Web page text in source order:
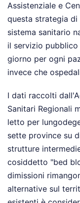
Assistenziale e
questa strategia
sistema sanitario
il servizio
giorno per ogni
invece che
I dati raccolti
Sanitari Regionali
letto per
sette province su
strutture
cosiddetto "bed
dimissioni
alternative sul